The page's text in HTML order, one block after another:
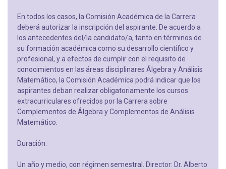
En todos los casos, la Comisión Académica de la Carrera
deberá autorizar la inscripción del aspirante. De acuerdo a
los antecedentes del/la candidato/a, tanto en términos de
su formación académica como su desarrollo científico y
profesional, y a efectos de cumplir con el requisito de
conocimientos en las áreas disciplinares Álgebra y Análisis
Matemático, la Comisión Académica podrá indicar que los
aspirantes deban realizar obligatoriamente los cursos
extracurriculares ofrecidos por la Carrera sobre
Complementos de Álgebra y Complementos de Análisis
Matemático.
Duración:
Un año y medio, con régimen semestral. Director: Dr. Alberto